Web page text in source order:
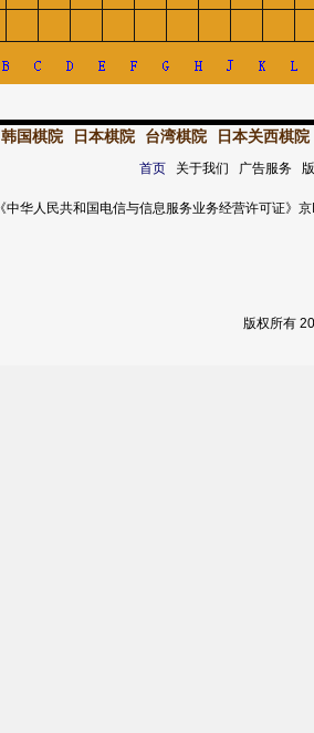
韩国棋院 日本棋院 台湾棋院 日本关西棋院
首页关于我们 广告服务
《中华人民共和国电信与信息服务业务经营许可证
版权所有